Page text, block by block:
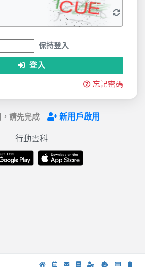
保持登入
登入
忘記密碼
請先完成 新用戶啟用
行動雲科